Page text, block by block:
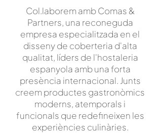
Col.laborem amb Comas &
Partners, una reconeguda
empresa especialitzada en el
disseny de coberteria d'alta
qualitat, líders de l'hostaleria
espanyola amb una forta
presència internacional. Junts
creem productes gastronòmics
moderns, atemporals i
funcionals que redefineixen les
experiències culinàries.